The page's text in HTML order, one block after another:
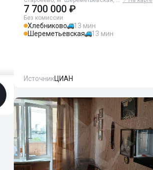
7 700 000 ₽
Без комиссии
Хлебниково
13 мин
Шереметьевская
13 мин
ИсточникЦИАН